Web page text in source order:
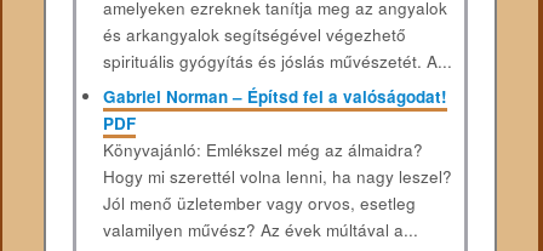
amelyeken ezreknek tanítja meg az angyalok
és arkangyalok segítségével végezhető
spirituális gyógyítás és jóslás művészetét. A...
Gabriel Norman – Építsd fel a valóságodat!
PDF
Könyvajánló: Emlékszel még az álmaidra?
Hogy mi szerettél volna lenni, ha nagy leszel?
Jól menő üzletember vagy orvos, esetleg
valamilyen művész? Az évek múltával a...